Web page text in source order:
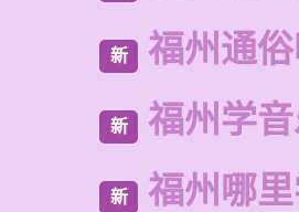
新 福州通
新 福州学
新 福州哪